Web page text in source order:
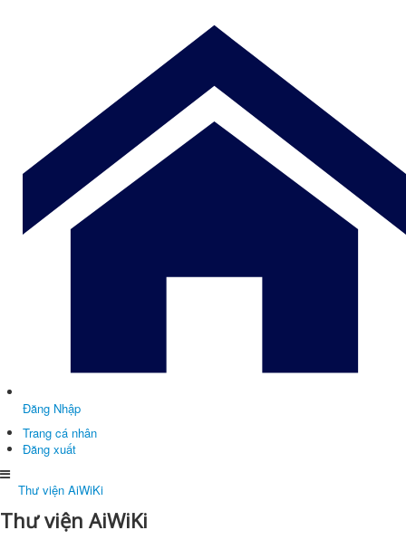
Đăng Nhập
Trang cá nhân
Đăng xuất
Thư viện AiWiKi
Thư viện AiWiKi